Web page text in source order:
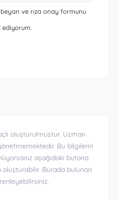
ve rıza onay formunu
ediyorum.
oluşturulmuştur. Uzman
Bu bilgilerin
aşağıdaki butona
Burada bulunan